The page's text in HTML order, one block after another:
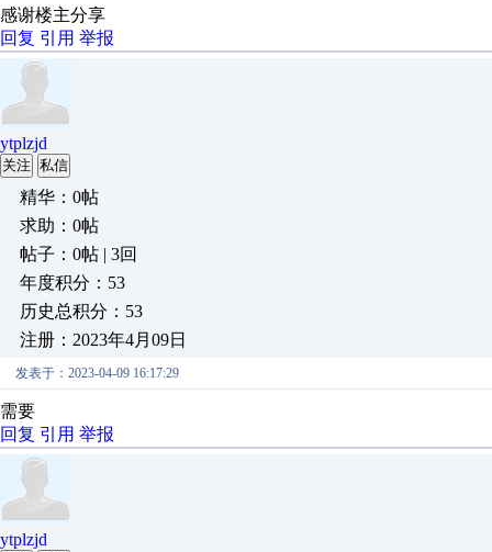
感谢楼主分享
回复 引用 举报
ytplzjd
关注 私信
精华：0帖
求助：0帖
帖子：0帖 | 3回
年度积分：53
历史总积分：53
注册：2023年4月09日
发表于：2023-04-09 16:17:29
需要
回复 引用 举报
ytplzjd